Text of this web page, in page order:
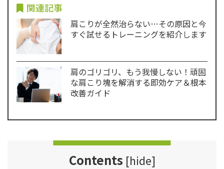
関連記事
肩こりが全然治らない…その原因と今
すぐ試せるトレーニングを紹介します
肩のゴリゴリ、もう我慢しない！頑固
な肩こり塊を解消する即効ケア＆根本
改善ガイド
Contents [hide]